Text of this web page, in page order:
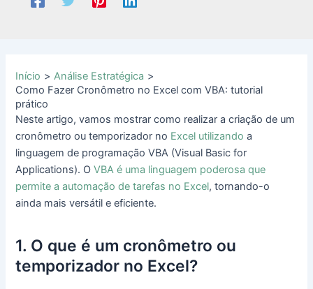
Início
Análise Estratégica
Como Fazer Cronômetro no Excel com VBA: tutorial
prático
Neste artigo, vamos mostrar como realizar a criação de um
cronômetro ou temporizador no Excel utilizando a
linguagem de programação VBA (Visual Basic for
Applications). OVBA é uma linguagem poderosa que
permite a automação de tarefas no Excel, tornando-o
ainda mais versátil e eficiente.
1. O que é um cronômetro ou
temporizador no Excel?